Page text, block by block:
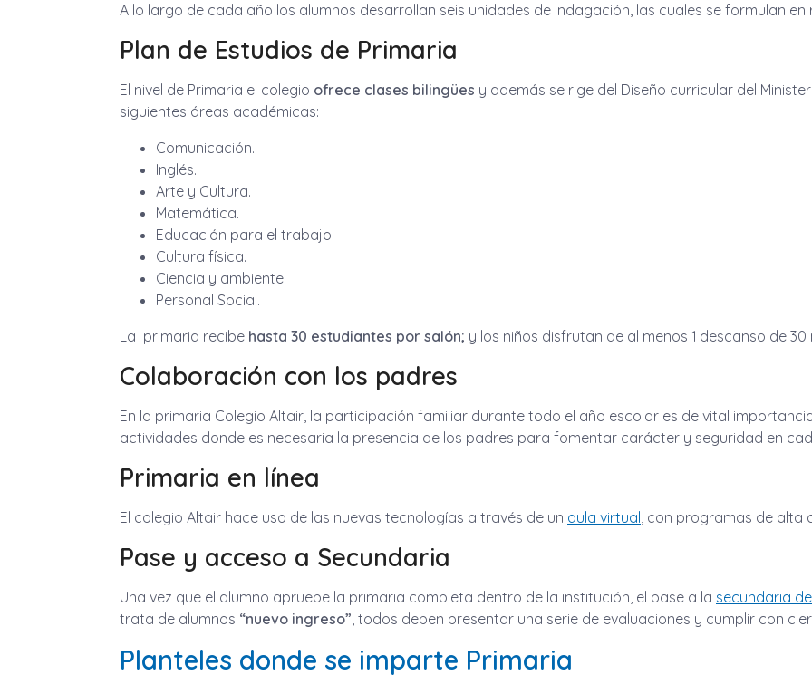
A lo largo de cada año los alumnos desarrollan seis unidades de indagación, las cuales se formulan
Plan de Estudios de Primaria
El nivel de Primaria el colegio ofrece clases bilingües y además se rige del Diseño curricular del
siguientes áreas académicas:
Comunicación.
Inglés.
Arte y Cultura.
Matemática.
Educación para el trabajo.
Cultura física.
Ciencia y ambiente.
Personal Social.
La primaria recibe hasta 30 estudiantes por salón; y los niños disfrutan de al menos 1 descanso de
Colaboración con los padres
En la primaria Colegio Altair, la participación familiar durante todo el año escolar es de vital
actividades donde es necesaria la presencia de los padres para fomentar carácter y seguridad en
Primaria en línea
El colegio Altair hace uso de las nuevas tecnologías a través de un aula virtual, con programas de alta
Pase y acceso a Secundaria
Una vez que el alumno apruebe la primaria completa dentro de la institución, el pase a la secundaria
trata de alumnos “nuevo ingreso”, todos deben presentar una serie de evaluaciones y cumplir con
Planteles donde se imparte Primaria